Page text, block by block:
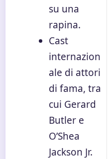
su una
rapina.
Cast
internazion
ale di attori
di fama, tra
cui Gerard
Butler e
O’Shea
Jackson Jr.